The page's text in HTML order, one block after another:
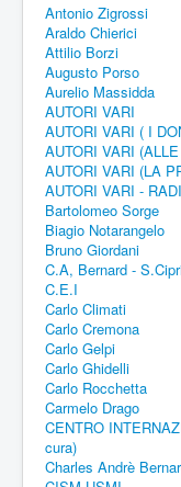
Antonio Zigrossi
Araldo Chierici
Attilio Borzi
Augusto Porso
Aurelio Massidda
AUTORI VARI
AUTORI VARI ( I
AUTORI VARI
AUTORI VARI (LA
AUTORI VARI -
Bartolomeo Sorge
Biagio Notarangelo
Bruno Giordani
C.A, Bernard -
C.E.I
Carlo Climati
Carlo Cremona
Carlo Gelpi
Carlo Ghidelli
Carlo Rocchetta
Carmelo Drago
CENTRO
cura)
Charles Andrè